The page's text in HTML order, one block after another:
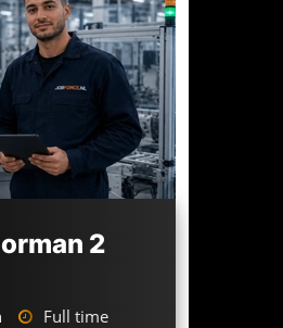
2
Full time